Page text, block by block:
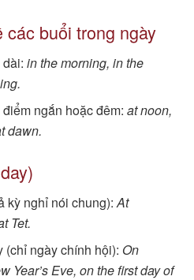
buổi trong ngày
dài:in the morning, in the
ngắn hoặc đêm:at noon,
dawn.
kỳ nghỉ nói chung):At
Tet.
(chỉ ngày chính hội): On
Year’s Eve, on the first day of